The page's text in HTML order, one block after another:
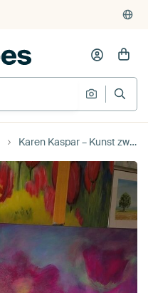
Karen Kaspar – Kunst zwischen Natur, Farbe und Gefühl